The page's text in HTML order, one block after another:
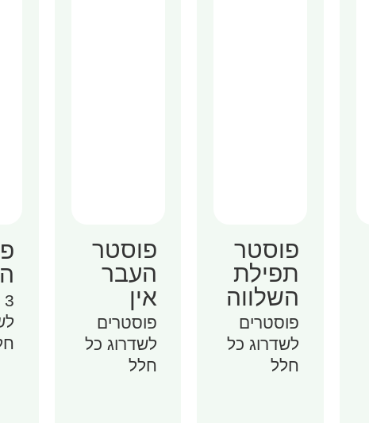
פוסטר
תפילת
השלווה
פוסטרים
לשדרוג כל
חלל
פוסטר
העבר
אין
פוסטרים
לשדרוג כל
חלל